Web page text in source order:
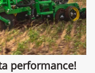
performance!